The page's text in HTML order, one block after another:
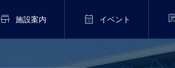
 施設案内  イベント
2026年7月20日